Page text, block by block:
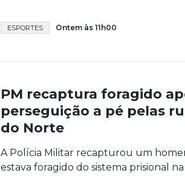
ESPORTES Ontem às 11h00
PM recaptura foragido
perseguição a pé pelas
do Norte
A Polícia Militar recapturou um
estava foragido do sistema prisional